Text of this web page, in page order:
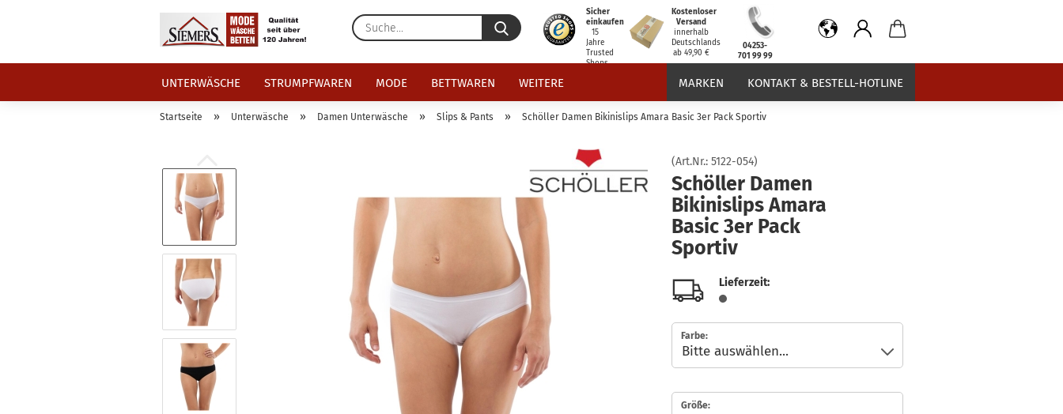
Suche...
Sicher
einkaufen
15
Jahre
Trusted
Shops
Kostenloser
Versand
innerhalb
Deutschlands
ab 49,90 €
04253-
701 99 99
UNTERWÄSCHE STRUMPFWAREN MODE BETTWAREN MARKEN KONTAKT & BESTELL-HOTLINE
WEITERE
Startseite » Unterwäsche » Damen Unterwäsche » Slips & Pants » Schöller Damen Bikinislips Amara Basic 3er Pack Sportiv
(Art.Nr.: 5122-054)
Schöller Damen
Bikinislips Amara
Basic 3er Pack
Sportiv
Lieferzeit:
Farbe:
Größe: